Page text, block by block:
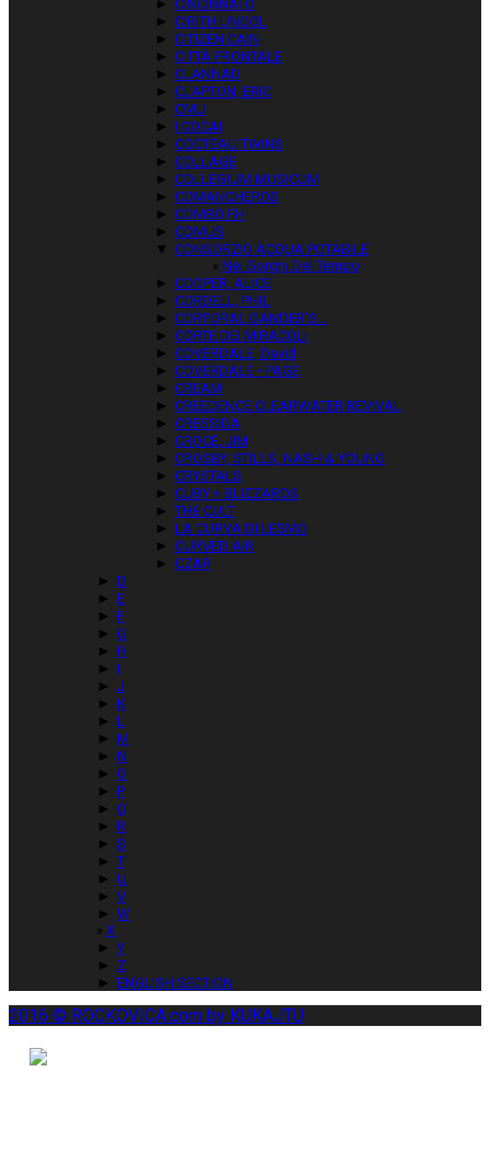
CINCINNATO
► CIRITH UNGOL
► CITIZEN CAIN
► CITTÀ FRONTALE
► CLANNAD
► CLAPTON, ERIC
► CMU
► I COCAI
► COCTEAU TWINS
► COLLAGE
► COLLEGIUM MUSICUM
► COMANCHEROS
► COMBO FH
► COMUS
▼ CONSORZIO ACQUA POTABILE
Nei Gorghi Del Tempo
► COOPER, ALICE
► CORDELL, PHIL
► CORPORAL GANDER’S…
► CORTE DEI MIRACOLI
► COVERDALE, David
► COVERDALE • PAGE
► CREAM
► CREEDENCE CLEARWATER REVIVAL
► CRESSIDA
► CROCE, JIM
► CROSBY, STILLS, NASH & YOUNG
► CRYSTALS
► CUBY + BLIZZARDS
► THE CULT
► LA CURVA DI LESMO
► CURVED AIR
► CZAR
► D
► E
► F
► G
► H
► I
► J
► K
► L
► M
► N
► O
► P
► Q
► R
► S
► T
► U
► V
► W
X
► Y
► Z
► ENGLISH SECTION
2016 © ROCKOVICA.com by KUKAJTU